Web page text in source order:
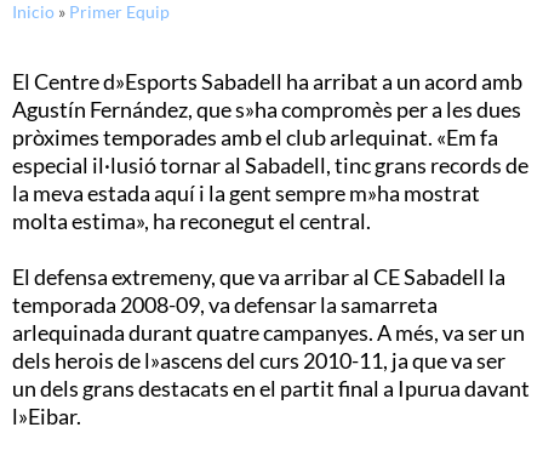
Inicio » Primer Equip
El Centre d»Esports Sabadell ha arribat a un acord amb
Agustín Fernández, que s»ha compromès per a les dues
pròximes temporades amb el club arlequinat. «Em fa
especial il·lusió tornar al Sabadell, tinc grans records de
la meva estada aquí i la gent sempre m»ha mostrat
molta estima», ha reconegut el central.
El defensa extremeny, que va arribar al CE Sabadell la
temporada 2008-09, va defensar la samarreta
arlequinada durant quatre campanyes. A més, va ser un
dels herois de l»ascens del curs 2010-11, ja que va ser
un dels grans destacats en el partit final a Ipurua davant
l»Eibar.